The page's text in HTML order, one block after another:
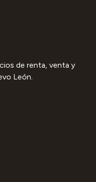
de renta, venta y
León.